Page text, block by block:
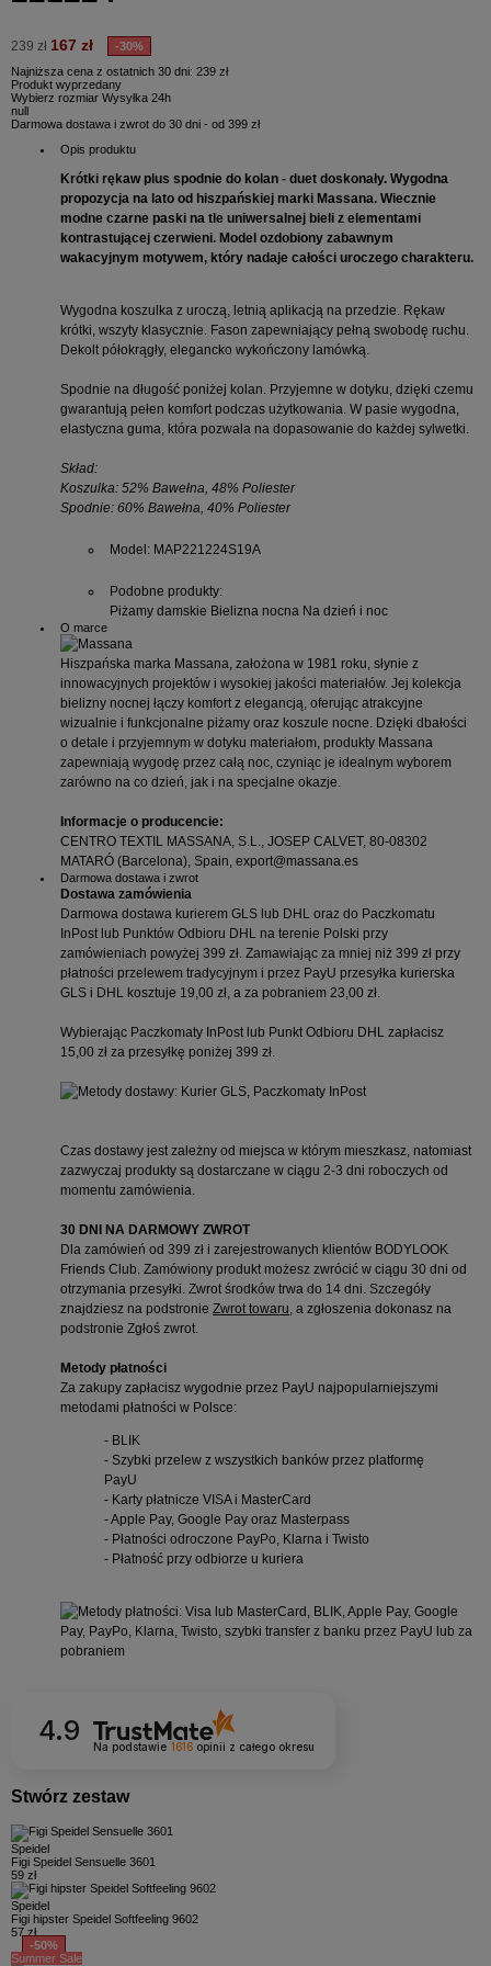
239 zł 167 zł
-30%
Najniższa cena z ostatnich 30 dni: 239 zł
Produkt wyprzedany
Wybierz rozmiar Wysyłka 24h
null
Darmowa dostawa i zwrot do 30 dni - od 399 zł
Opis produktu
Krótki rękaw plus spodnie do kolan - duet doskonały. Wygodna
propozycja na lato od hiszpańskiej marki Massana. Wiecznie
modne czarne paski na tle uniwersalnej bieli z elementami
kontrastującej czerwieni. Model ozdobiony zabawnym
wakacyjnym motywem, który nadaje całości uroczego charakteru.
Wygodna koszulka z uroczą, letnią aplikacją na przedzie. Rękaw
krótki, wszyty klasycznie. Fason zapewniający pełną swobodę ruchu.
Dekolt półokrągły, elegancko wykończony lamówką.
Spodnie na długość poniżej kolan. Przyjemne w dotyku, dzięki czemu
gwarantują pełen komfort podczas użytkowania. W pasie wygodna,
elastyczna guma, która pozwala na dopasowanie do każdej sylwetki.
Skład:
Koszulka: 52% Bawełna, 48% Poliester
Spodnie: 60% Bawełna, 40% Poliester
Model: MAP221224S19A
Podobne produkty:
Piżamy damskie Bielizna nocna Na dzień i noc
O marce
Hiszpańska marka Massana, założona w 1981 roku, słynie z
innowacyjnych projektów i wysokiej jakości materiałów. Jej kolekcja
bielizny nocnej łączy komfort z elegancją, oferując atrakcyjne
wizualnie i funkcjonalne piżamy oraz koszule nocne. Dzięki dbałości
o detale i przyjemnym w dotyku materiałom, produkty Massana
zapewniają wygodę przez całą noc, czyniąc je idealnym wyborem
zarówno na co dzień, jak i na specjalne okazje.
Informacje o producencie:
CENTRO TEXTIL MASSANA, S.L., JOSEP CALVET, 80-08302
MATARÓ (Barcelona), Spain, export@massana.es
Darmowa dostawa i zwrot
Dostawa zamówienia
Darmowa dostawa kurierem GLS lub DHL oraz do Paczkomatu
InPost lub Punktów Odbioru DHL na terenie Polski przy
zamówieniach powyżej 399 zł. Zamawiając za mniej niż 399 zł przy
płatności przelewem tradycyjnym i przez PayU przesyłka kurierska
GLS i DHL kosztuje 19,00 zł, a za pobraniem 23,00 zł.
Wybierając Paczkomaty InPost lub Punkt Odbioru DHL zapłacisz
15,00 zł za przesyłkę poniżej 399 zł.
Czas dostawy jest zależny od miejsca w którym mieszkasz, natomiast
zazwyczaj produkty są dostarczane w ciągu 2-3 dni roboczych od
momentu zamówienia.
30 DNI NA DARMOWY ZWROT
Dla zamówień od 399 zł i zarejestrowanych klientów BODYLOOK
Friends Club. Zamówiony produkt możesz zwrócić w ciągu 30 dni od
otrzymania przesyłki. Zwrot środków trwa do 14 dni. Szczegóły
znajdziesz na podstronie Zwrot towaru , a zgłoszenia dokonasz na
podstronie Zgłoś zwrot
Metody płatności
Za zakupy zapłacisz wygodnie przez PayU najpopularniejszymi
metodami płatności w Polsce:
- BLIK
- Szybki przelew z wszystkich banków przez platformę
PayU
- Karty płatnicze VISA i MasterCard
- Apple Pay, Google Pay oraz Masterpass
- Płatności odroczone PayPo, Klarna i Twisto
- Płatność przy odbiorze u kuriera
4.9
Na podstawie 1616opinii z całego okresu
Stwórz zestaw
Speidel
Figi Speidel Sensuelle 3601
59 zł
Speidel
Figi hipster Speidel Softfeeling 9602
57 zł
-50%
Summer Sale